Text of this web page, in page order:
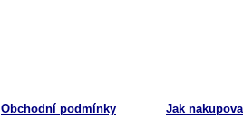
Obchodní podmínky Jak